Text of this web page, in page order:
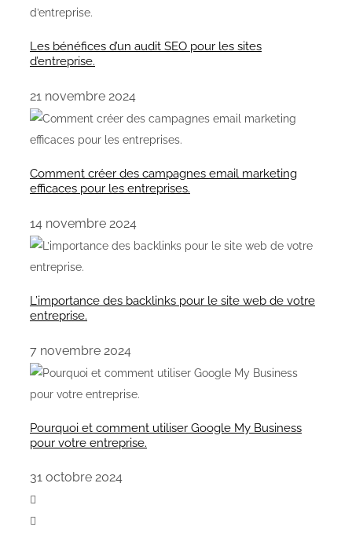
Les bénéfices d’un audit SEO pour les sites
d’entreprise.
21 novembre 2024
Comment créer des campagnes email marketing
efficaces pour les entreprises.
14 novembre 2024
L’importance des backlinks pour le site web de votre
entreprise.
7 novembre 2024
Pourquoi et comment utiliser Google My Business
pour votre entreprise.
31 octobre 2024